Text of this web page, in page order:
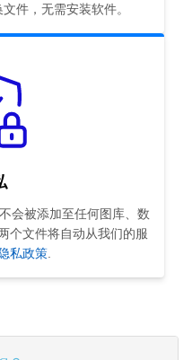
件，无需安装软件。
会被添加至任何图库、数
个文件将自动从我们的服
隐私政策.